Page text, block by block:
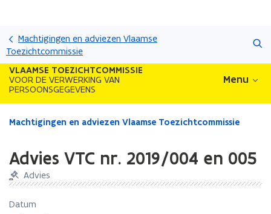
en
de
inhoud
Machtigingen en adviezen Vlaamse
Toezichtcommissie
Zoeken
VLAAMSE TOEZICHTCOMMISSIE
VOOR DE VERWERKING VAN
PERSOONSGEGEVENS
Menu
Gedaan
bevindt
zich
Advies
Machtigingen en adviezen Vlaamse Toezichtcommissie
Advies VTC nr. 2019/004 en 005
Advies
Datum